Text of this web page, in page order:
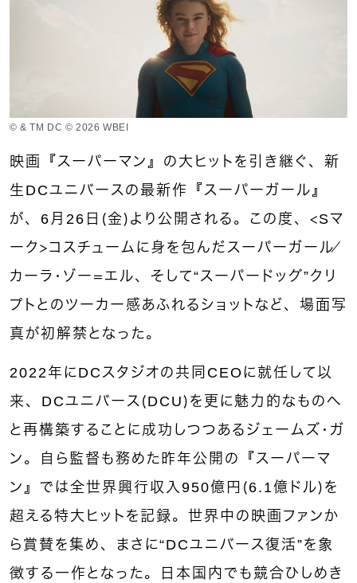
© & TM DC © 2026 WBEI
映画『スーパーマン』の大ヒットを引き継ぐ、新
生DCユニバースの最新作『スーパーガール』
が、6月26日（金）より公開される。この度、＜Sマ
ーク＞コスチュームに身を包んだスーパーガール／
カーラ・ゾー＝エル、そして“スーパードッグ”クリ
プトとのツーカー感あふれるショットなど、場面写
真が初解禁となった。
2022年にDCスタジオの共同CEOに就任して以
来、DCユニバース（DCU）を更に魅力的なものへ
と再構築することに成功しつつあるジェームズ・ガ
ン。自ら監督も務めた昨年公開の『スーパーマ
ン』では全世界興行収入950億円（6.1億ドル）を
超える特大ヒットを記録。世界中の映画ファンか
ら賞賛を集め、まさに“DCユニバース復活”を象
徴する一作となった。日本国内でも競合ひしめき